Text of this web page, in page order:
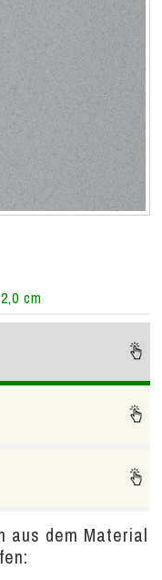
cm
aus dem Material